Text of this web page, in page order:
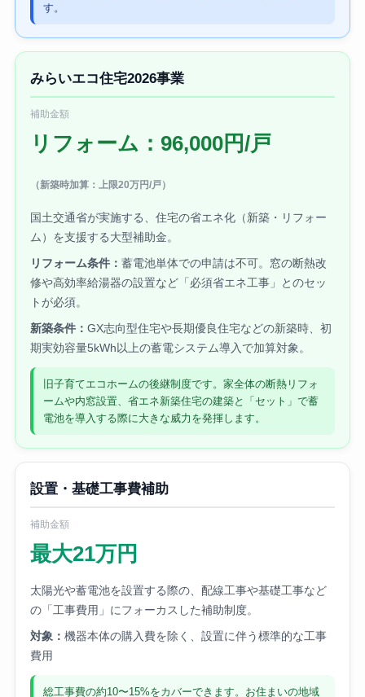
す。
みらいエコ住宅2026事業
補助金額
リフォーム：96,000円/戸
（新築時加算：上限20万円/戸）
国土交通省が実施する、住宅の省エネ化（新築・リフォー
ム）を支援する大型補助金。
リフォーム条件： 蓄電池単体での申請は不可。窓の断熱改
修や高効率給湯器の設置など「必須省エネ工事」とのセッ
トが必須。
新築条件： GX志向型住宅や長期優良住宅などの新築時、初
期実効容量5kWh以上の蓄電システム導入で加算対象。
旧子育てエコホームの後継制度です。家全体の断熱リフォ
ームや内窓設置、省エネ新築住宅の建築と「セット」で蓄
電池を導入する際に大きな威力を発揮します。
設置・基礎工事費補助
補助金額
最大21万円
太陽光や蓄電池を設置する際の、配線工事や基礎工事など
の「工事費用」にフォーカスした補助制度。
対象： 機器本体の購入費を除く、設置に伴う標準的な工事
費用
総工事費の約10〜15%をカバーできます。お住まいの地域